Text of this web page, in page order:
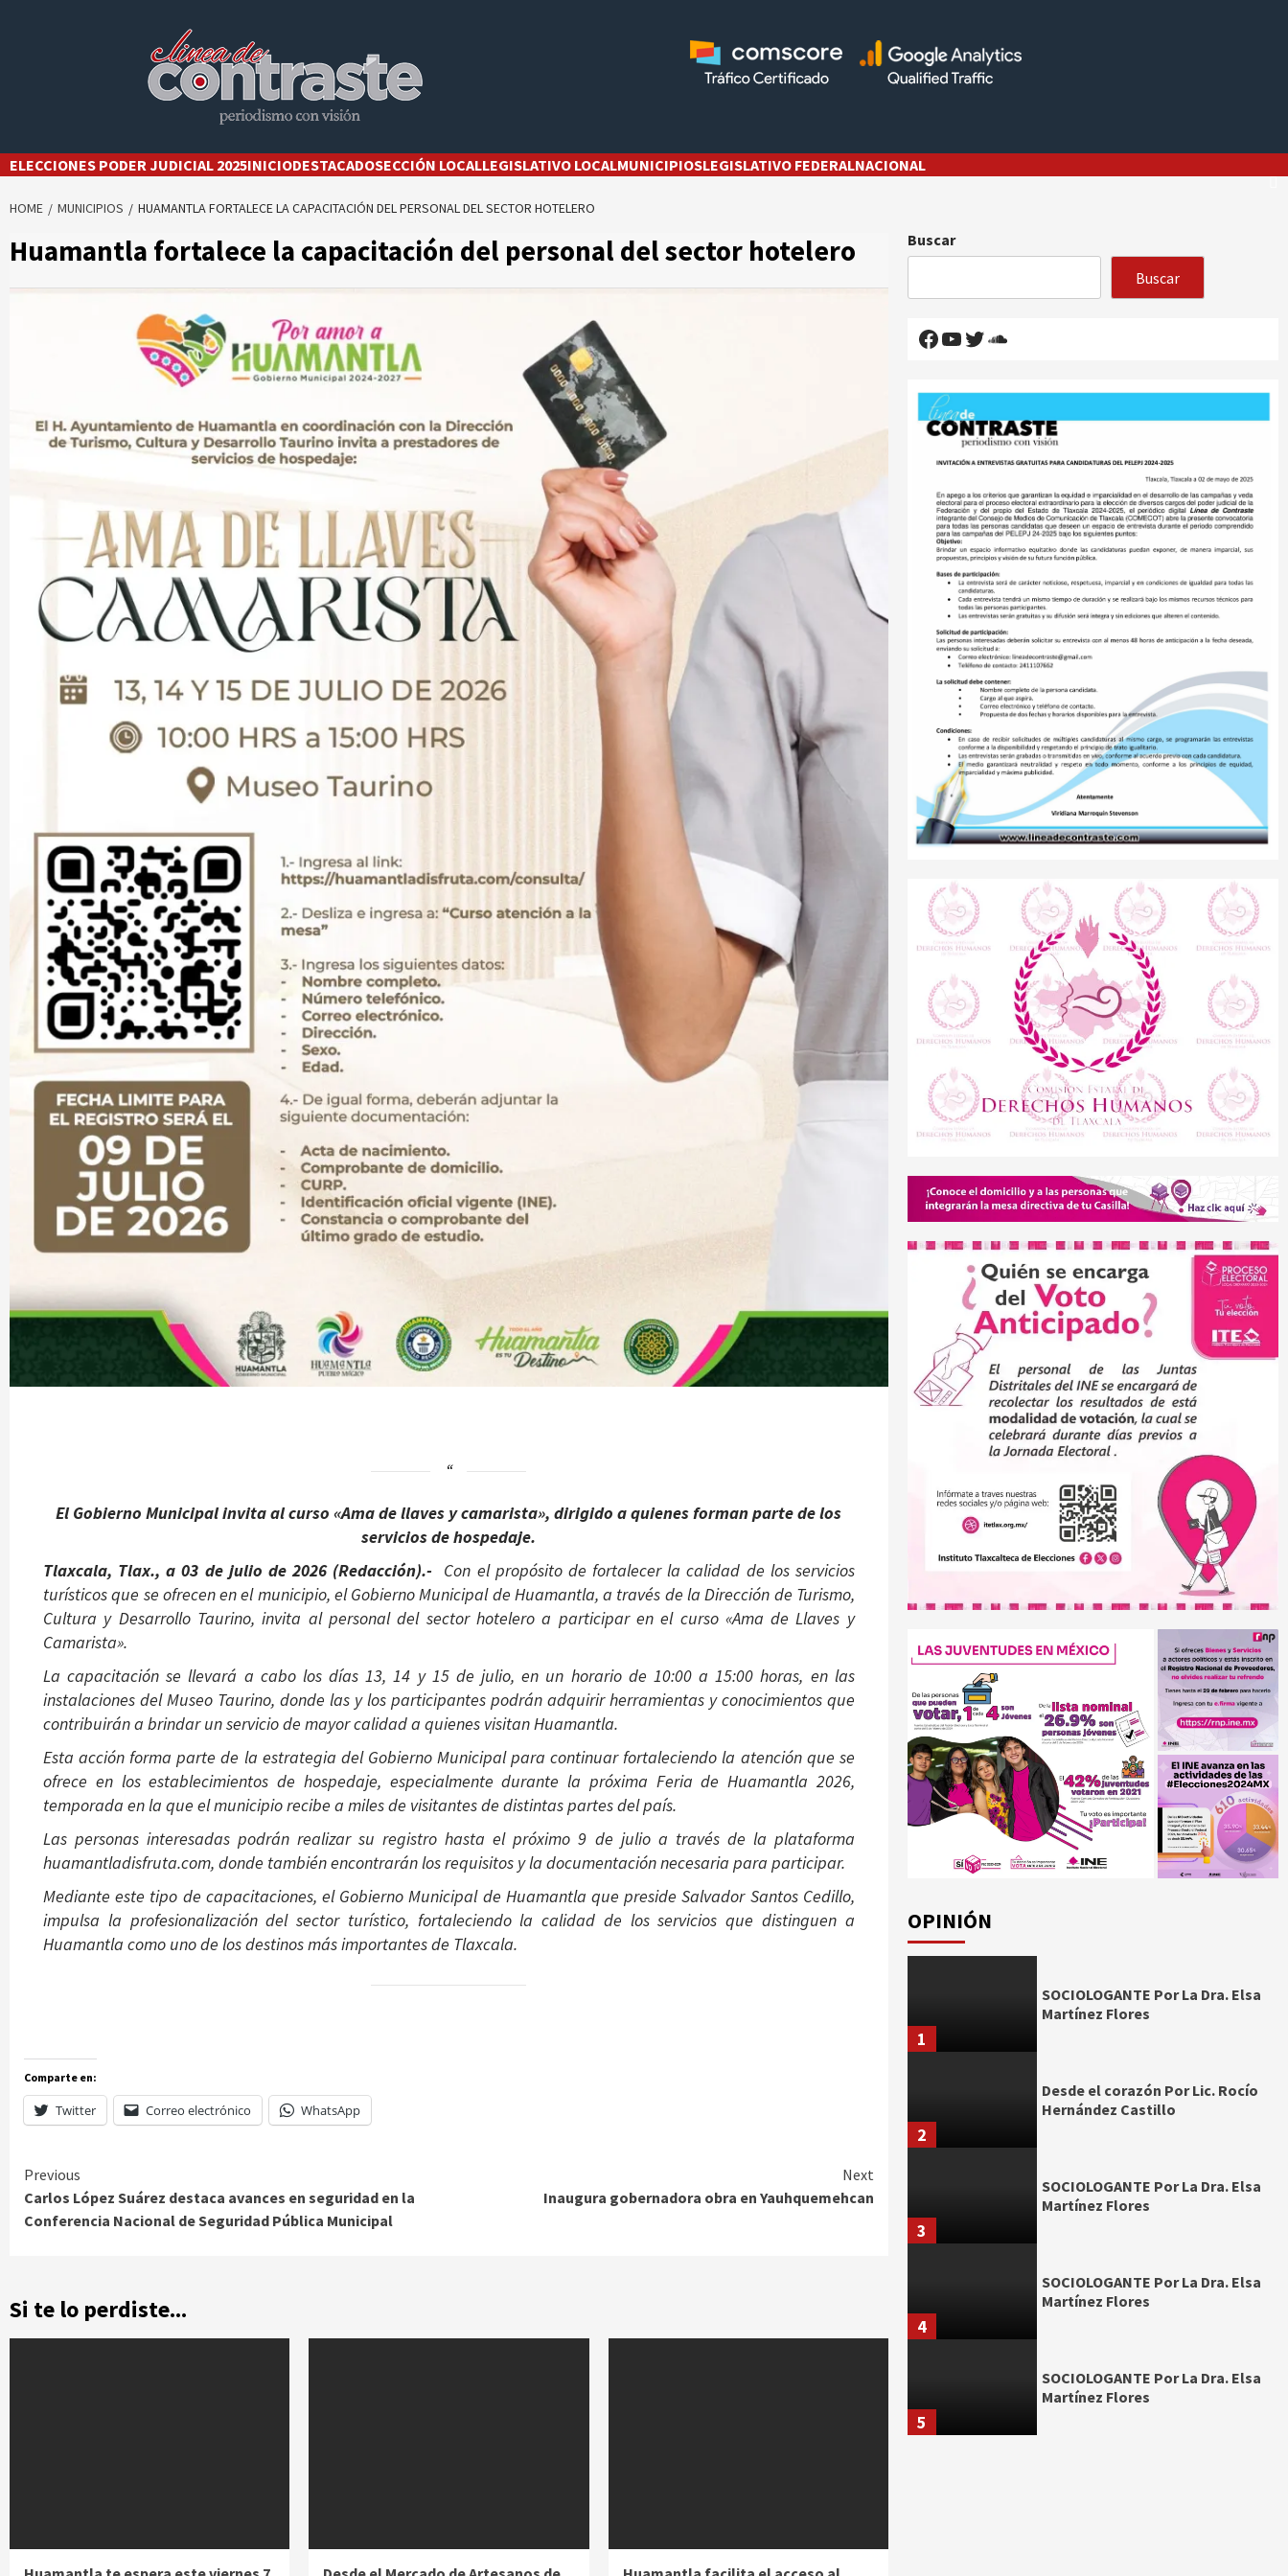
ELECCIONES PODER JUDICIAL 2025INICIODESTACADOSECCIÓN LOCALLEGISLATIVO LOCALMUNICIPIOSLEGISLATIVO FEDERALNACIONAL
HOME MUNICIPIOS HUAMANTLA FORTALECE LA CAPACITACIÓN DEL PERSONAL DEL SECTOR HOTELERO
Huamantla fortalece la capacitación del personal del sector hotelero
El Gobierno Municipal invita al curso «Ama de llaves y camarista», dirigido a quienes forman parte de los
servicios de hospedaje.
Tlaxcala, Tlax., a 03 de julio de 2026 (Redacción).- Con el propósito de fortalecer la calidad de los servicios
turísticos que se ofrecen en el municipio, el Gobierno Municipal de Huamantla, a través de la Dirección de Turismo,
Cultura y Desarrollo Taurino, invita al personal del sector hotelero a participar en el curso «Ama de Llaves y
Camarista».
La capacitación se llevará a cabo los días 13, 14 y 15 de julio, en un horario de 10:00 a 15:00 horas, en las
instalaciones del Museo Taurino, donde las y los participantes podrán adquirir herramientas y conocimientos que
contribuirán a brindar un servicio de mayor calidad a quienes visitan Huamantla.
Esta acción forma parte de la estrategia del Gobierno Municipal para continuar fortaleciendo la atención que se
ofrece en los establecimientos de hospedaje, especialmente durante la próxima Feria de Huamantla 2026,
temporada en la que el municipio recibe a miles de visitantes de distintas partes del país.
Las personas interesadas podrán realizar su registro hasta el próximo 9 de julio a través de la plataforma
huamantladisfruta.com, donde también encontrarán los requisitos y la documentación necesaria para participar.
Mediante este tipo de capacitaciones, el Gobierno Municipal de Huamantla que preside Salvador Santos Cedillo,
impulsa la profesionalización del sector turístico, fortaleciendo la calidad de los servicios que distinguen a
Huamantla como uno de los destinos más importantes de Tlaxcala.
Comparte en:
Twitter Correo electrónico WhatsApp
Continue
Reading
Previous
Carlos López Suárez destaca avances en seguridad en la
Conferencia Nacional de Seguridad Pública Municipal
Next
Inaugura gobernadora obra en Yauhquemehcan
Si te lo perdiste...
Buscar
Buscar
Facebook
YouTube
Twitter
SoundCloud
OPINIÓN
1
SOCIOLOGANTE Por La Dra. Elsa
Martínez Flores
2
Desde el corazón Por Lic. Rocío
Hernández Castillo
3
SOCIOLOGANTE Por La Dra. Elsa
Martínez Flores
4
SOCIOLOGANTE Por La Dra. Elsa
Martínez Flores
5
SOCIOLOGANTE Por La Dra. Elsa
Martínez Flores